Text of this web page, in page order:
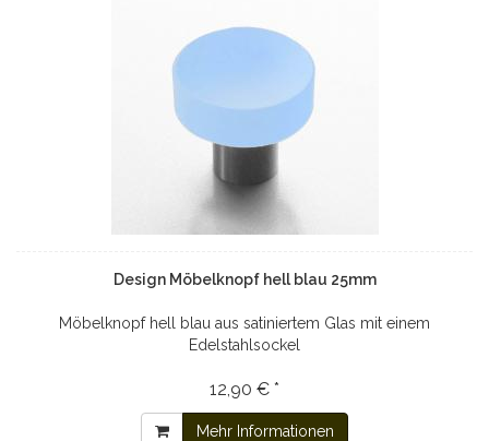
Design Möbelknopf hell blau 25mm
Möbelknopf hell blau aus satiniertem Glas mit einem
Edelstahlsockel
12,90 € *
Mehr Informationen